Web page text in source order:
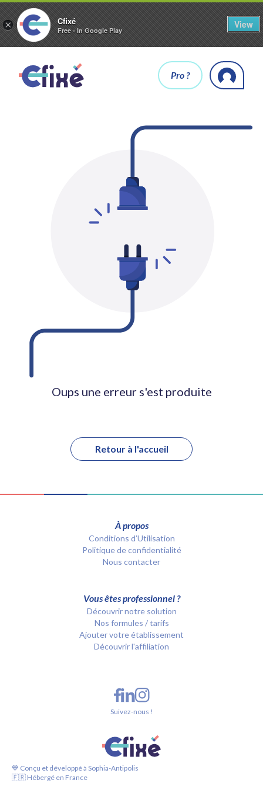
× Cfixé
Free - In Google Play
View
Pro ?
Oups une erreur s'est produite
Retour à l'accueil
À propos
Conditions d’Utilisation
Politique de confidentialité
Nous contacter
Vous êtes professionnel ?
Découvrir notre solution
Nos formules / tarifs
Ajouter votre établissement
Découvrir l'affiliation
💙 Conçu et développé à Sophia-Antipolis
🇫🇷 Hébergé en France
Suivez-nous !